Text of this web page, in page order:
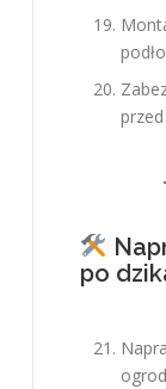
po